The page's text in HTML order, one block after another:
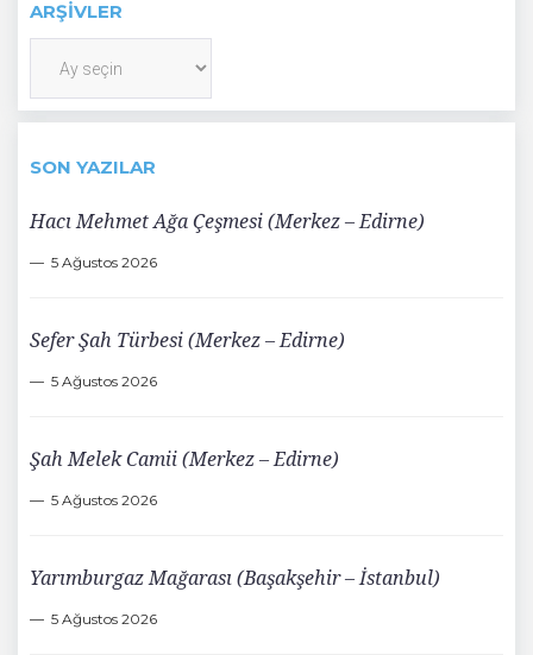
ARŞIVLER
SON YAZILAR
Hacı Mehmet Ağa Çeşmesi (Merkez – Edirne)
5 Ağustos 2026
Sefer Şah Türbesi (Merkez – Edirne)
5 Ağustos 2026
Şah Melek Camii (Merkez – Edirne)
5 Ağustos 2026
Yarımburgaz Mağarası (Başakşehir – İstanbul)
5 Ağustos 2026